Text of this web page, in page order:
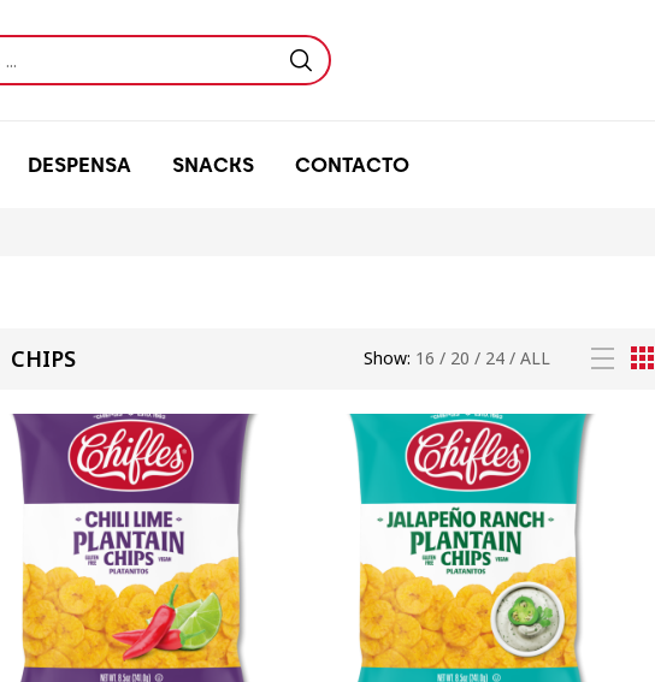
DESPENSA SNACKS CONTACTO
CHIPS Show: 16 / 20 / 24 / ALL